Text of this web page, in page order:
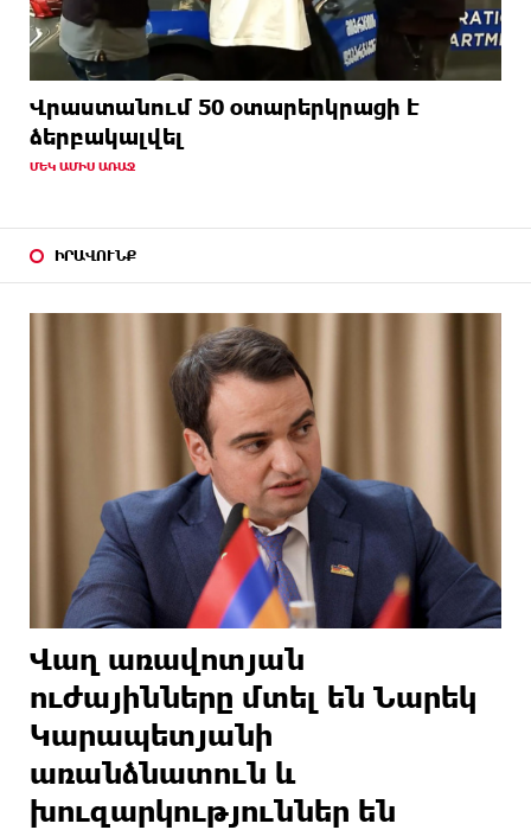
Վրաստանում 50 օտարերկրացի է
ձերբակալվել
ՄԵԿ ԱՄԻՍ ԱՌԱՋ
ԻՐԱՎՈՒՆՔ
Վաղ առավոտյան
ուժայինները մտել են Նարեկ
Կարապետյանի
առանձնատուն և
խուզարկություններ են